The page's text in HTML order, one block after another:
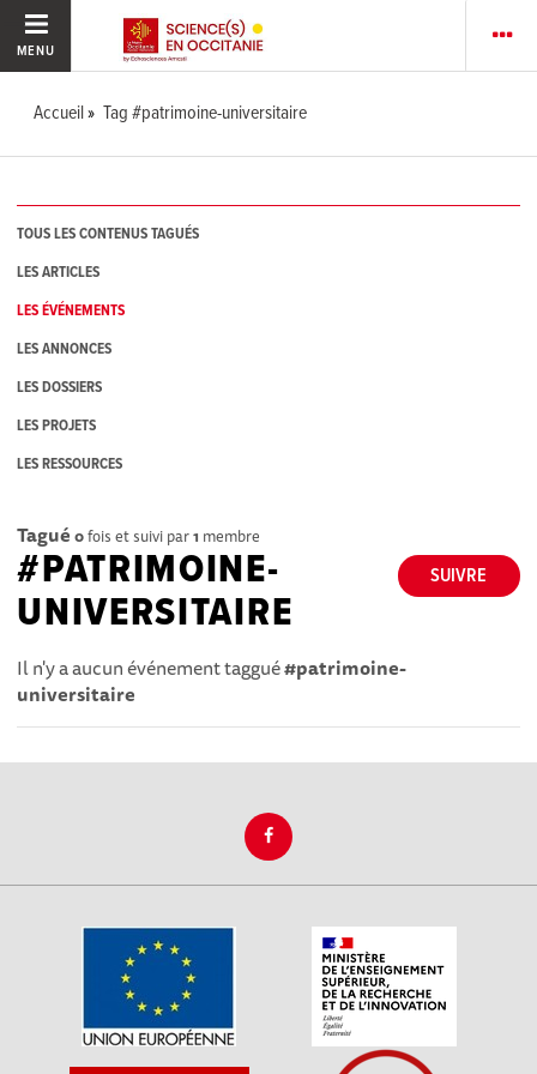
MENU
Accueil Tag #patrimoine-universitaire
TOUS LES CONTENUS TAGUÉS
LES ARTICLES
LES ÉVÉNEMENTS
LES ANNONCES
LES DOSSIERS
LES PROJETS
LES RESSOURCES
Tagué 0fois et suivi par1 membre
SUIVRE
#PATRIMOINE-
UNIVERSITAIRE
Il n'y a aucun événement taggué#patrimoine-
universitaire